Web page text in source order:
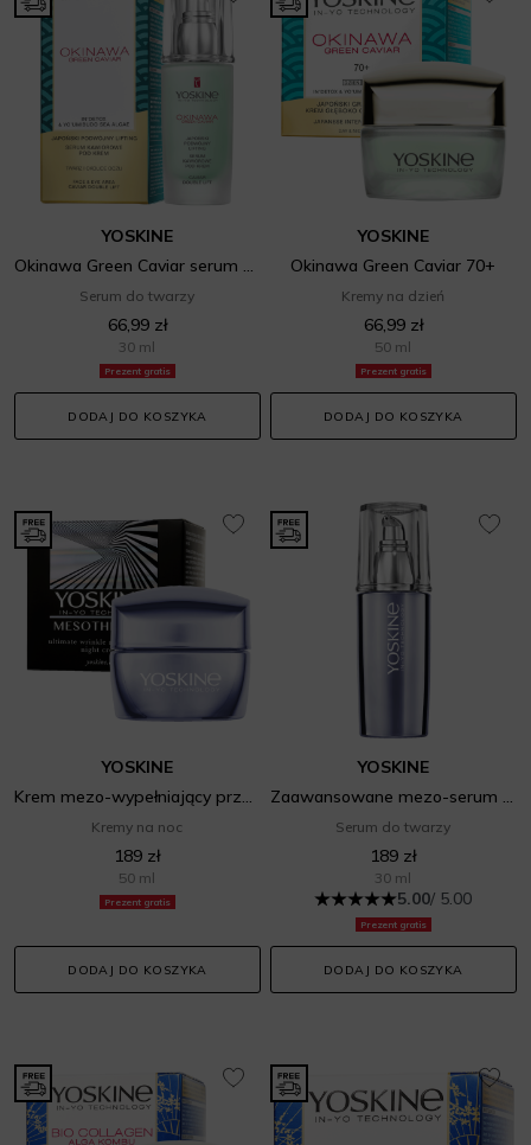
Prezent gratis
YOSKINE
Okinawa Green Caviar serum kawiorowe
Serum do twarzy
66,99 zł
30 ml
DODAJ DO KOSZYKA
Prezent gratis
YOSKINE
Okinawa Green Caviar 70+
Kremy na dzień
66,99 zł
50 ml
DODAJ DO KOSZYKA
Prezent gratis
YOSKINE
Krem mezo-wypełniający przeciw zmarszczkom z Bio-Mikroigłami na noc
Kremy na noc
189 zł
50 ml
DODAJ DO KOSZYKA
Prezent gratis
YOSKINE
Zaawansowane mezo-serum naprawcze z Bio-Mikroigłami
Serum do twarzy
189 zł
30 ml
5.00/ 5.00
DODAJ DO KOSZYKA